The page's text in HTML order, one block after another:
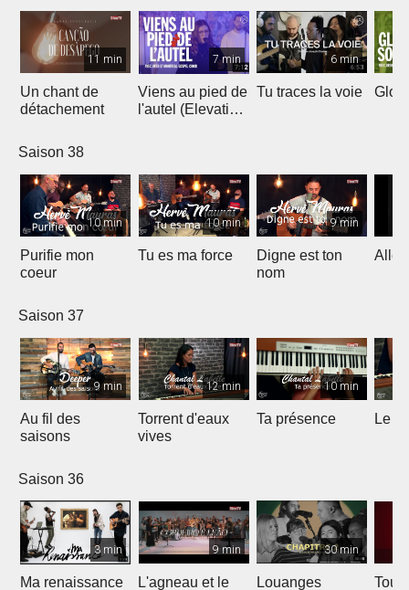
11 min
Un chant de
détachement
7 min
Viens au pied de
l'autel (Elevation
6 min
Tu traces la voie
Saison 38
10 min
Purifie mon
coeur
10 min
Tu es ma force
9 min
Digne est ton
nom
Saison 37
9 min
Au fil des
saisons
12 min
Torrent d'eaux
vives
10 min
Ta présence Le
Saison 36
3 min
Ma renaissance
9 min
L'agneau et le
30 min
Louanges Tout